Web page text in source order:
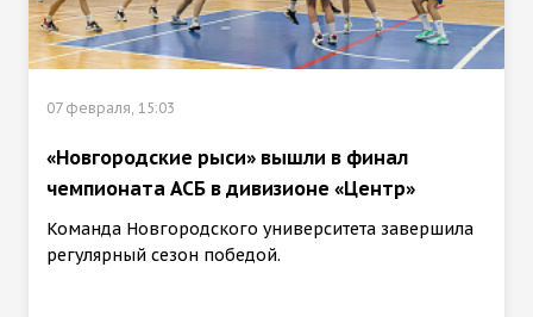
07 февраля, 15:03
«Новгородские рыси» вышли в финал
чемпионата АСБ в дивизионе «Центр»
Команда Новгородского университета завершила
регулярный сезон победой.